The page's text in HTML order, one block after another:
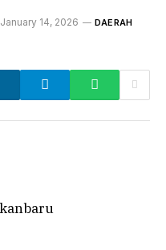
January 14, 2026 DAERAH